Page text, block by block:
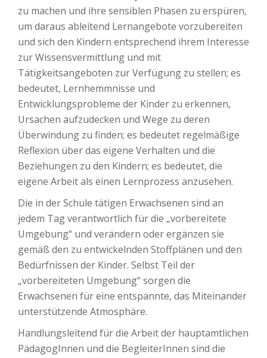
zu machen und ihre sensiblen Phasen zu erspüren,
um daraus ableitend Lernangebote vorzubereiten
und sich den Kindern entsprechend ihrem Interesse
zur Wissensvermittlung und mit
Tätigkeitsangeboten zur Verfügung zu stellen; es
bedeutet, Lernhemmnisse und
Entwicklungsprobleme der Kinder zu erkennen,
Ursachen aufzudecken und Wege zu deren
Überwindung zu finden; es bedeutet regelmäßige
Reflexion über das eigene Verhalten und die
Beziehungen zu den Kindern; es bedeutet, die
eigene Arbeit als einen Lernprozess anzusehen.
Die in der Schule tätigen Erwachsenen sind an
jedem Tag verantwortlich für die „vorbereitete
Umgebung“ und verändern oder ergänzen sie
gemäß den zu entwickelnden Stoffplänen und den
Bedürfnissen der Kinder. Selbst Teil der
„vorbereiteten Umgebung“ sorgen die
Erwachsenen für eine entspannte, das Miteinander
unterstützende Atmosphäre.
Handlungsleitend für die Arbeit der hauptamtlichen
PädagogInnen und die BegleiterInnen sind die